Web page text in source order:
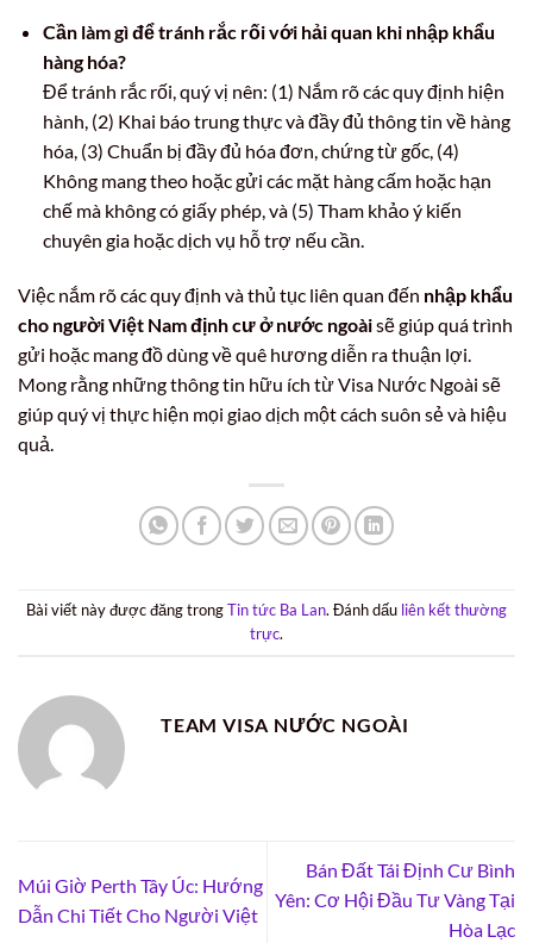
Cần làm gì để tránh rắc rối với hải quan khi nhập khẩu
hàng hóa?
Để tránh rắc rối, quý vị nên: (1) Nắm rõ các quy định hiện
hành, (2) Khai báo trung thực và đầy đủ thông tin về hàng
hóa, (3) Chuẩn bị đầy đủ hóa đơn, chứng từ gốc, (4)
Không mang theo hoặc gửi các mặt hàng cấm hoặc hạn
chế mà không có giấy phép, và (5) Tham khảo ý kiến
chuyên gia hoặc dịch vụ hỗ trợ nếu cần.
Việc nắm rõ các quy định và thủ tục liên quan đến nhập khẩu
cho người Việt Nam định cư ở nước ngoàisẽ giúp quá trình
gửi hoặc mang đồ dùng về quê hương diễn ra thuận lợi.
Mong rằng những thông tin hữu ích từ Visa Nước Ngoài sẽ
giúp quý vị thực hiện mọi giao dịch một cách suôn sẻ và hiệu
quả.
Bài viết này được đăng trongTin tức Ba Lan. Đánh dấu liên kết thường
trực.
TEAM VISA NƯỚC NGOÀI
Múi Giờ Perth Tây Úc: Hướng
Dẫn Chi Tiết Cho Người Việt
Bán Đất Tái Định Cư Bình
Yên: Cơ Hội Đầu Tư Vàng Tại
Hòa Lạc